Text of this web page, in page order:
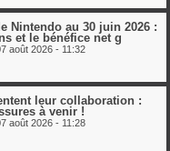
Nintendo au 30 juin 2026 :
et le bénéfice net g
août 2026 - 11:32
leur collaboration :
à venir !
août 2026 - 11:28